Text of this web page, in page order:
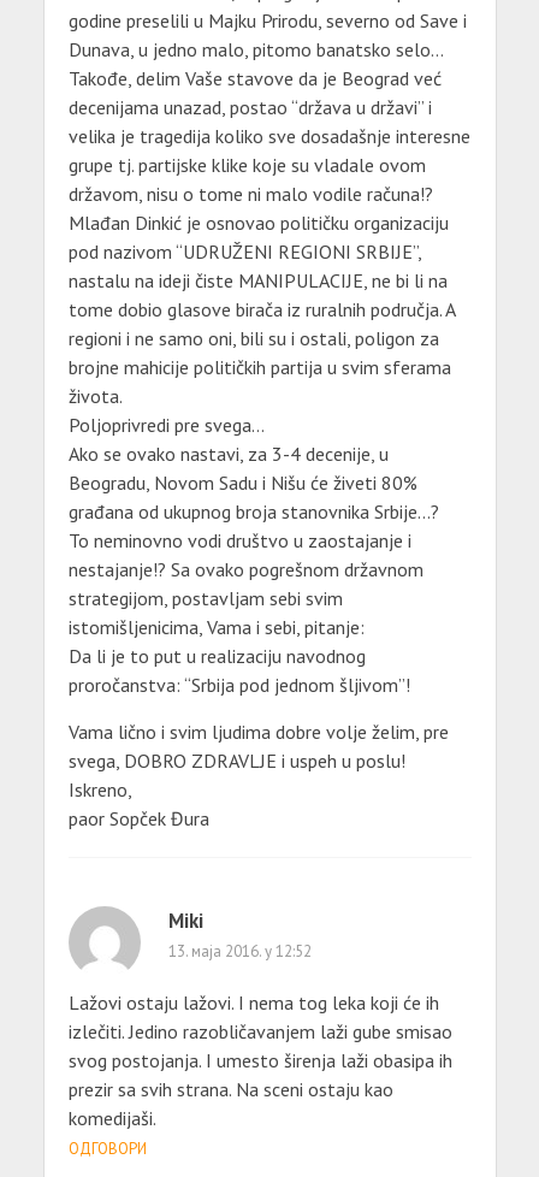
godine preselili u Majku Prirodu, severno od Save i
Dunava, u jedno malo, pitomo banatsko selo…
Takođe, delim Vaše stavove da je Beograd već
decenijama unazad, postao “država u državi” i
velika je tragedija koliko sve dosadašnje interesne
grupe tj. partijske klike koje su vladale ovom
državom, nisu o tome ni malo vodile računa!?
Mlađan Dinkić je osnovao političku organizaciju
pod nazivom “UDRUŽENI REGIONI SRBIJE”,
nastalu na ideji čiste MANIPULACIJE, ne bi li na
tome dobio glasove birača iz ruralnih područja. A
regioni i ne samo oni, bili su i ostali, poligon za
brojne mahicije političkih partija u svim sferama
života.
Poljoprivredi pre svega…
Ako se ovako nastavi, za 3-4 decenije, u
Beogradu, Novom Sadu i Nišu će živeti 80%
građana od ukupnog broja stanovnika Srbije…?
To neminovno vodi društvo u zaostajanje i
nestajanje!? Sa ovako pogrešnom državnom
strategijom, postavljam sebi svim
istomišljenicima, Vama i sebi, pitanje:
Da li je to put u realizaciju navodnog
proročanstva: “Srbija pod jednom šljivom”!
Vama lično i svim ljudima dobre volje želim, pre
svega, DOBRO ZDRAVLJE i uspeh u poslu!
Iskreno,
paor Sopček Đura
Miki
13. маја 2016. у 12:52
Lažovi ostaju lažovi. I nema tog leka koji će ih
izlečiti. Jedino razobličavanjem laži gube smisao
svog postojanja. I umesto širenja laži obasipa ih
prezir sa svih strana. Na sceni ostaju kao
komedijaši.
ОДГОВОРИ